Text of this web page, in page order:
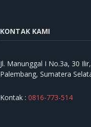
KONTAK KAMI
Jl. Manunggal I No.3a, 30
Palembang, Sumatera
Kontak : 0816-773-514